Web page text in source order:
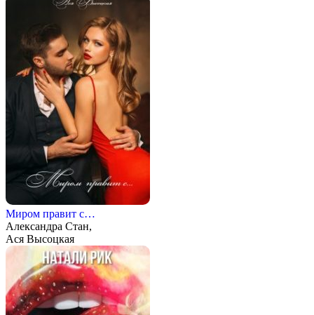
Миром правит с…
Александра Стан,
Ася Высоцкая